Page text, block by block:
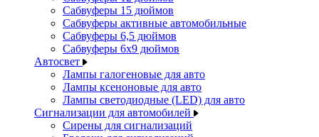
Сабвуферы 15 дюймов
Сабвуферы активные автомобильные
Сабвуферы 6,5 дюймов
Сабвуферы 6x9 дюймов
Автосвет
Лампы галогеновые для авто
Лампы ксеноновые для авто
Лампы светодиодные (LED) для авто
Сигнализации для автомобилей
Сирены для сигнализаций